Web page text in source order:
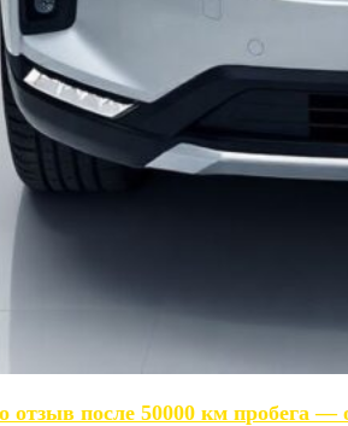
отзыв после 50000 км пробега